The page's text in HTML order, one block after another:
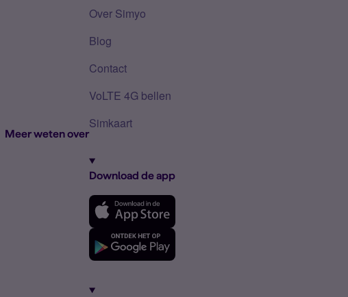
Meer weten over
Over Simyo
Blog
Contact
VoLTE 4G bellen
Simkaart
Download de app